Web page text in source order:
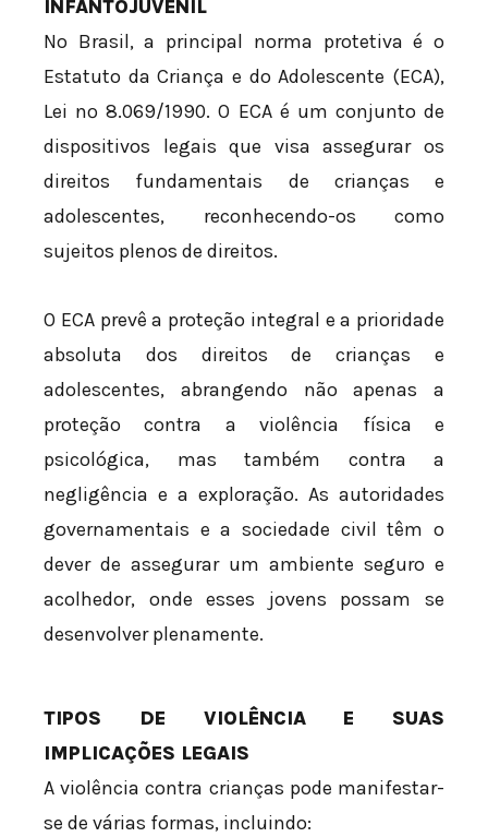
INFANTOJUVENIL
No Brasil, a principal norma protetiva é o
Estatuto da Criança e do Adolescente (ECA),
Lei nº 8.069/1990. O ECA é um conjunto de
dispositivos legais que visa assegurar os
direitos fundamentais de crianças e
adolescentes, reconhecendo-os como
sujeitos plenos de direitos.
O ECA prevê a proteção integral e a prioridade
absoluta dos direitos de crianças e
adolescentes, abrangendo não apenas a
proteção contra a violência física e
psicológica, mas também contra a
negligência e a exploração. As autoridades
governamentais e a sociedade civil têm o
dever de assegurar um ambiente seguro e
acolhedor, onde esses jovens possam se
desenvolver plenamente.
TIPOS DE VIOLÊNCIA E SUAS
IMPLICAÇÕES LEGAIS
A violência contra crianças pode manifestar-
se de várias formas, incluindo: